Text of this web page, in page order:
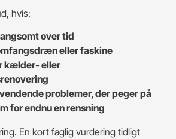
hvis:
over tid
eller faskine
kælder- eller
problemer, der peger på
for endnu en rensning
En kort faglig vurdering tidligt